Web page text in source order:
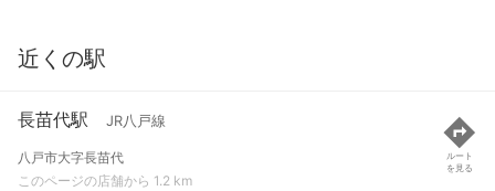
近くの駅
長苗代駅 JR八戸線
八戸市大字長苗代
このページの店舗から 1.2 km
ルート
を見る